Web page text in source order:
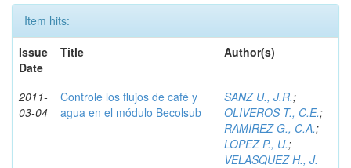
Item hits:
Issue
Date
Title Author(s)
2011-
03-04
Controle los flujos de café y
agua en el módulo Becolsub
SANZ U., J.R.;
OLIVEROS T., C.E.;
RAMIREZ G., C.A.;
LOPEZ P., U.;
VELASQUEZ H., J.